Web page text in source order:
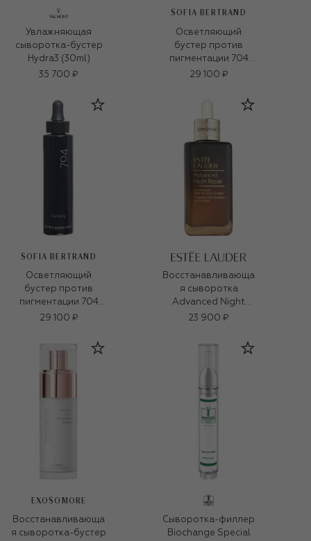
Увлажняющая
сыворотка-бустер
Hydra3 (30ml)
35 700 ₽
SOFIA BERTRAND
Осветляющий
бустер против
пигментации 704
Clarifying Booster
29 100 ₽
SOFIA BERTRAND
Осветляющий
бустер против
пигментации 704
Clarifying Booster
29 100 ₽
Восстанавливающа
я сыворотка
Advanced Night
Repair (115ml)
23 900 ₽
EXOSOMORE
Восстанавливающа
я сыворотка-бустер
Сыворотка-филлер
Biochange Special